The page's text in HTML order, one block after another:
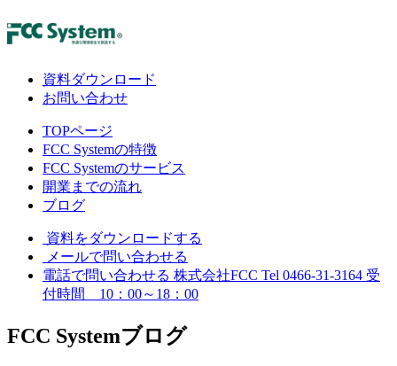
資料ダウンロード
お問い合わせ
TOPページ
FCC Systemの特徴
FCC Systemのサービス
開業までの流れ
ブログ
資料をダウンロードする
メールで問い合わせる
電話で問い合わせる 株式会社FCC Tel 0466-31-3164 受
付時間 10：00～18：00
FCC Systemブログ